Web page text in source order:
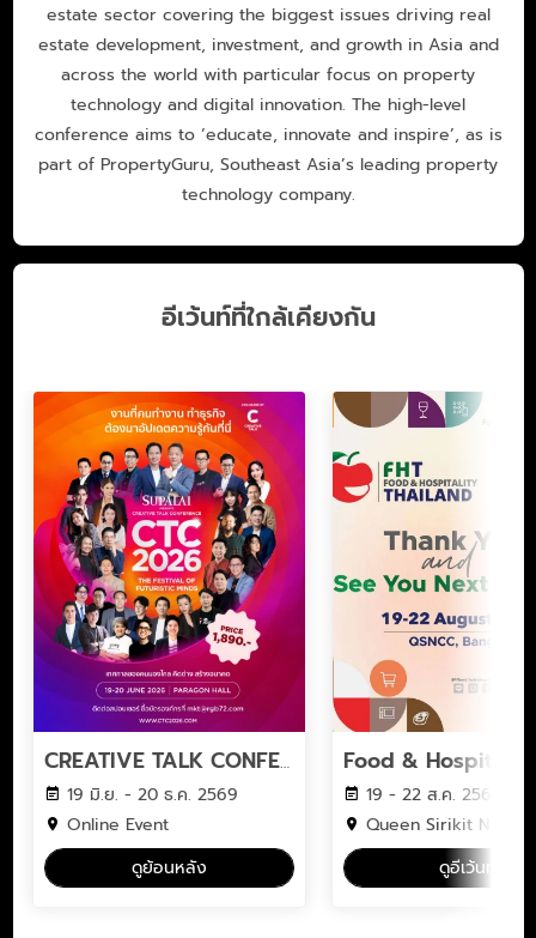
estate sector covering the biggest issues driving real
estate development, investment, and growth in Asia and
across the world with particular focus on property
technology and digital innovation. The high-level
conference aims to ‘educate, innovate and inspire’, as is
part of PropertyGuru, Southeast Asia’s leading property
technology company.
อีเว้นท์ที่ใกล้เคียงกัน
CREATIVE TALK CONFERENCE 2026 The Festival of Futuristic Minds
19 มิ.ย. - 20 ธ.ค. 2569
Online Event
ดูย้อนหลัง
19 - 22 ส.ค. 2569
Queen Sirikit National Convention
ดูอีเว้นท์